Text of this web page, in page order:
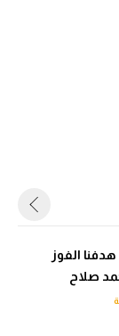
الفوز
صلاح